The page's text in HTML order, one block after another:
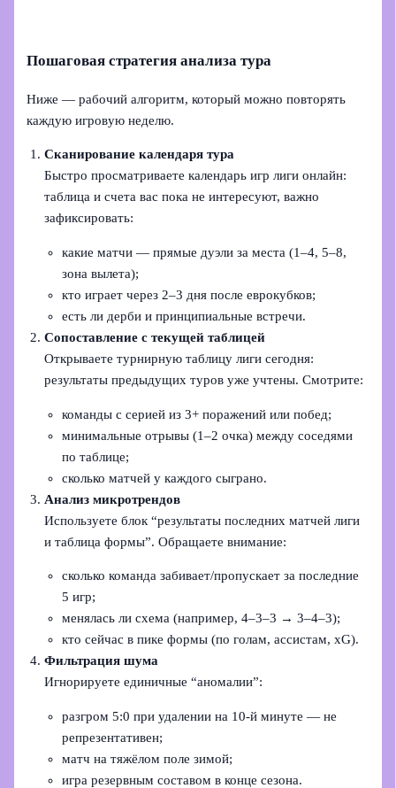
Пошаговая стратегия анализа тура
Ниже — рабочий алгоритм, который можно повторять
каждую игровую неделю.
Сканирование календаря тура
Быстро просматриваете календарь игр лиги онлайн:
таблица и счета вас пока не интересуют, важно
зафиксировать:
какие матчи — прямые дуэли за места (1–4, 5–8,
зона вылета);
кто играет через 2–3 дня после еврокубков;
есть ли дерби и принципиальные встречи.
Сопоставление с текущей таблицей
Открываете турнирную таблицу лиги сегодня:
результаты предыдущих туров уже учтены. Смотрите:
команды с серией из 3+ поражений или побед;
минимальные отрывы (1–2 очка) между соседями
по таблице;
сколько матчей у каждого сыграно.
Анализ микротрендов
Используете блок “результаты последних матчей лиги
и таблица формы”. Обращаете внимание:
сколько команда забивает/пропускает за последние
5 игр;
менялась ли схема (например, 4–3–3 → 3–4–3);
кто сейчас в пике формы (по голам, ассистам, xG).
Фильтрация шума
Игнорируете единичные “аномалии”:
разгром 5:0 при удалении на 10‑й минуте — не
репрезентативен;
матч на тяжёлом поле зимой;
игра резервным составом в конце сезона.